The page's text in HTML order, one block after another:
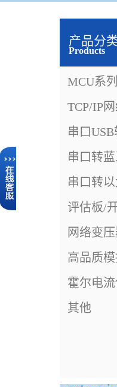
产品分
Products
MCU系
TCP/IP
串口
串口转
串口转
评估板/
网络变
高品质
霍尔电
其他